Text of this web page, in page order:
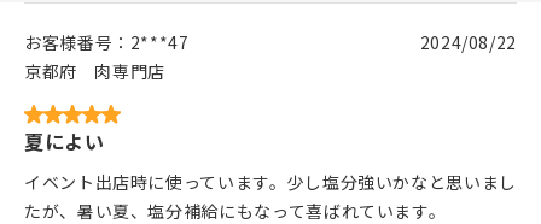
お客様番号： 2***47
京都府
肉専門店
2024/08/22
夏によい
イベント出店時に使っています。少し塩分強いかなと思いまし
たが、暑い夏、塩分補給にもなって喜ばれています。